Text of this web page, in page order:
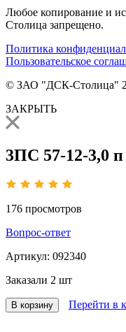
Любое копирование и
Столица запрещено.
Политика
Пользовательское
© ЗАО "ДСК-Столица"
ЗАКРЫТЬ
3ПС 57-12-3,0 п
176 просмотров
Вопрос-ответ
Артикул: 092340
Заказали 2 шт
В корзину Перейти в